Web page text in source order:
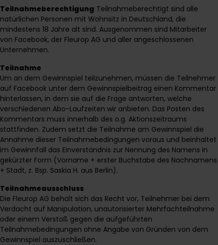
Teilnahmeberechtigung Teilnahmeberechtigt sind alle
natürlichen Personen mit Wohnsitz in Deutschland, die
mindestens 18 Jahre alt sind. Ausgenommen sind Mitarbeiter
von Facebook, der Fleurop AG und aller angeschlossenen
Unternehmen.
Teilnahme
Um an dem Gewinnspiel teilzunehmen, müssen die Teilnehmer
auf Facebook unter dem Gewinnspielbeitrag einen Kommentar
hinterlassen, in dem sie auf die Frage antworten, welche
verschiedenen Abo-Laufzeiten wir anbieten. Das Posten des
Kommentars muss innerhalb des o.g. Aktionszeitraums
stattfinden. Zudem setzt die Teilnahme am Gewinnspiel die
Annahme dieser Teilnahmebedingungen voraus und beinhaltet
im Gewinnfall das Einverständnis zur Nennung des Namens in
gekürzter Form (Vorname + erster Buchstabe des Nachnamens
+ Stadt, z. Bsp. Saskia H. aus Berlin).
Teilnahmeausschluss
Die Fleurop AG behält sich das Recht vor, Teilnehmer bei dem
Verdacht auf Manipulation, unautorisierter Mehrfachteilnahme
oder einem Verstoß gegen die aufgeführten
Teilnahmebedingungen ohne Angabe von Gründen von dem
Gewinnspiel auszuschließen.